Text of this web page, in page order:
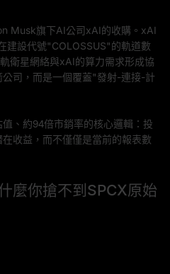
Musk旗下AI公司xAI的收購。xAI
建設代號"COLOSSUS"的軌道數
衛星網絡與xAI的算力需求形成協
司，而是一個覆蓋"發射-連接-計
、約94倍市銷率的核心邏輯：投
收益，而不僅僅是當前的報表數
麼你搶不到SPCX原始